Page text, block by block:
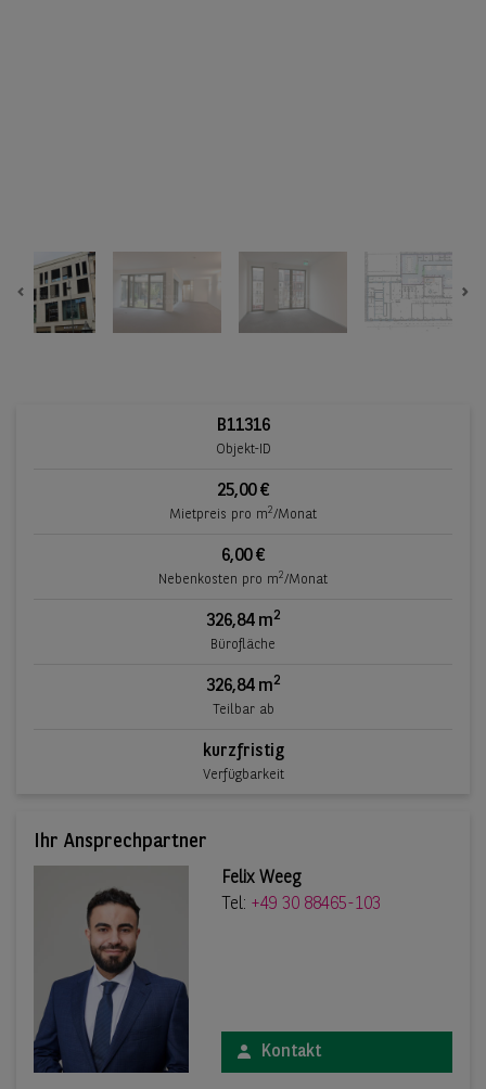
Previous
B11316
Objekt-ID
25,00 €
Mietpreis pro m2/Monat
6,00 €
Nebenkosten pro m2/Monat
326,84 m2
Bürofläche
326,84 m2
Teilbar ab
kurzfristig
Verfügbarkeit
Ihr Ansprechpartner
Felix Weeg
Tel: +49 30 88465-103
Kontakt